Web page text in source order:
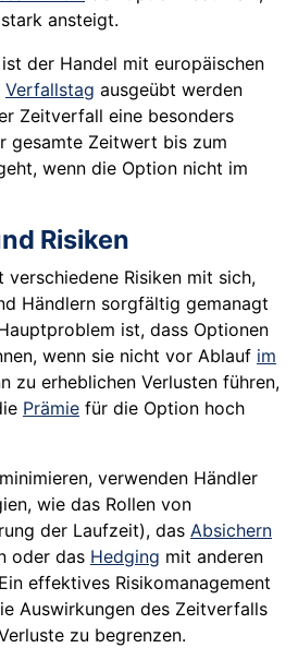
ansteigt.
der Handel mit europäischen
Verfallstag ausgeübt werden
Zeitverfall eine besonders
gesamte Zeitwert bis zum
wenn die Option nicht im
Risiken
verschiedene Risiken mit sich,
Händlern sorgfältig gemanagt
ist, dass Optionen
wenn sie nicht vor Ablauf im
zu erheblichen Verlusten führen,
Prämie für die Option hoch
verwenden Händler
wie das Rollen von
der Laufzeit), das Absichern
oder das Hedging mit anderen
effektives Risikomanagement
Auswirkungen des Zeitverfalls
zu begrenzen.